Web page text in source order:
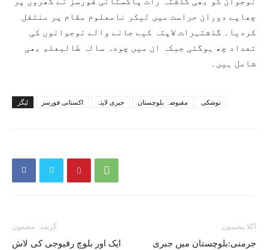
چھاپے دوران حراست میں لیکر نامعلوم مقام پر منتقل
کردیا۔ گذشتہرات لاپتہ کیے جانے والے نوجوانوں کی
تعداد چھ ہوگئی جبکہ ان میں چودہ سالہ طالبعلم بھی
شامل ہیں۔
ٹیگز اکستانی فورسز جبری لاپتہ مقبوضہ بلوچستان نوشکی
گزشتہ مضمون
ایک اور بلوچ رفیوجی کی لاش
اگلا مضمون
جرمنی:بلوچستان میں جبری